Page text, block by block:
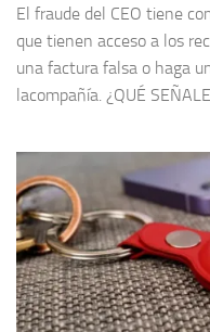
El fraude del CEO tiene
que tienen acceso a los
una factura falsa o haga
lacompañía. ¿QUÉ